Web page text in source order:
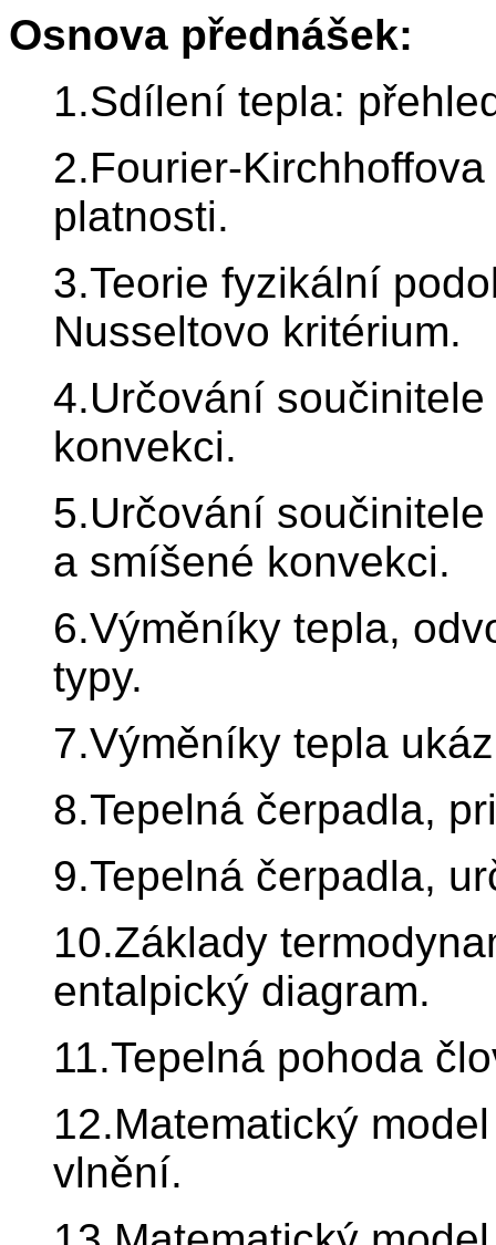
Osnova přednášek:
1.Sdílení tepla:
2.Fourier-
platnosti.
3.Teorie fyzikální
Nusseltovo kritérium.
4.Určování
konvekci.
5.Určování
a smíšené konvekci.
6.Výměníky tepla,
typy.
7.Výměníky tepla
8.Tepelná čerpadla,
9.Tepelná čerpadla,
10.Základy
entalpický diagram.
11.Tepelná pohoda
12.Matematický
vlnění.